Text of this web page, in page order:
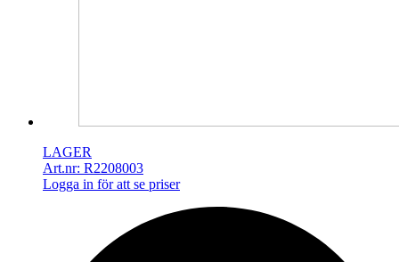
LAGER
Art.nr: R2208003
Logga in för att se priser